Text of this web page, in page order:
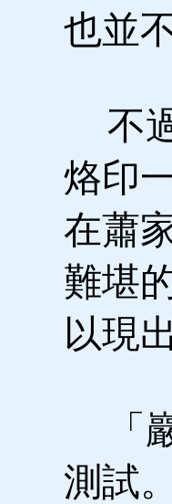
也並
不
烙印
在蕭
難堪
以現
「
測試